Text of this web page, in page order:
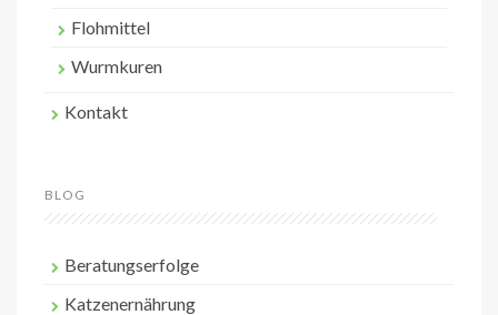
Flohmittel
Wurmkuren
Kontakt
BLOG
Beratungserfolge
Katzenernährung